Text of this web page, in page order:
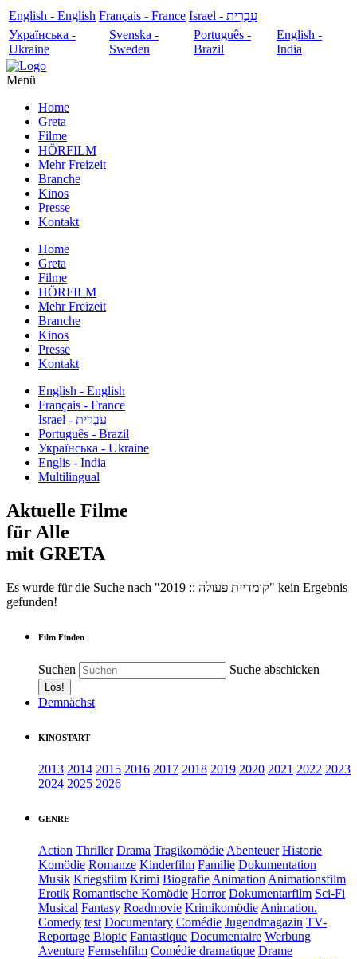
English - English Français - France
עִבְרִית - Israel
Українська -
Ukraine
Svenska -
Sweden
Português -
Brazil
English -
India
Menü
Home
Greta
Filme
HÖRFILM
Mehr Freizeit
Branche
Kinos
Presse
Kontakt
Home
Greta
Filme
HÖRFILM
Mehr Freizeit
Branche
Kinos
Presse
Kontakt
English - English
Français - France
עִבְרִית - Israel
Português - Brazil
Українська - Ukraine
Englis - India
Multilingual
Aktuelle Filme
für Alle
mit GRETA
Es wurde für die Suche nach "2019 :: קומדיית פעולה" kein Ergebnis
gefunden!
Film Finden
Suchen Suche abschicken
Demnächst
KINOSTART
2013 2014 2015 2016 2017 2018 2019 2020 2021 2022 2023
2024 2025 2026
GENRE
Action Thriller Drama Tragikomödie Abenteuer Historie
Komödie Romanze Kinderfilm Familie Dokumentation
Musik Kriegsfilm Krimi Biografie Animation Animationsfilm
Erotik Romantische Komödie Horror Dokumentarfilm Sci-Fi
Musical Fantasy Roadmovie Krimikomödie Animation.
Comedy test Documentary Comédie Jugendmagazin TV-
Reportage Biopic Fantastique Documentaire Werbung
Aventure Fernsehfilm Comédie dramatique Drame